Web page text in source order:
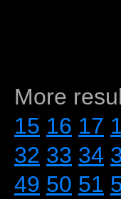
More
15 16 17
32 33 34
49 50 51